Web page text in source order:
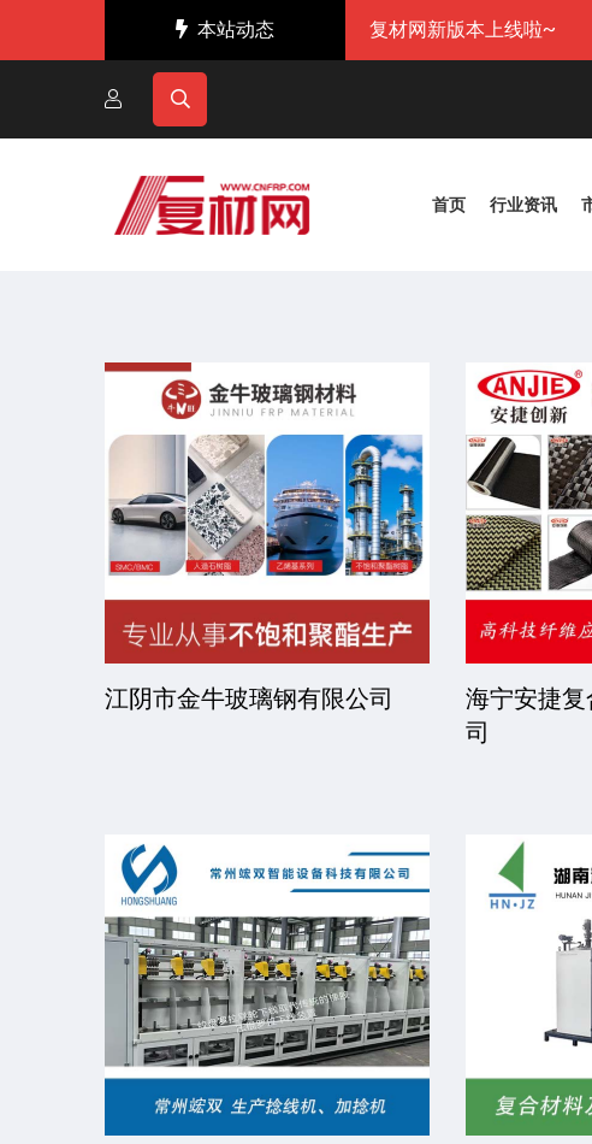
本站动态 复材网新版本上线啦~
首页 行业资讯
江阴市金牛玻璃钢有限公司
海宁安捷
司